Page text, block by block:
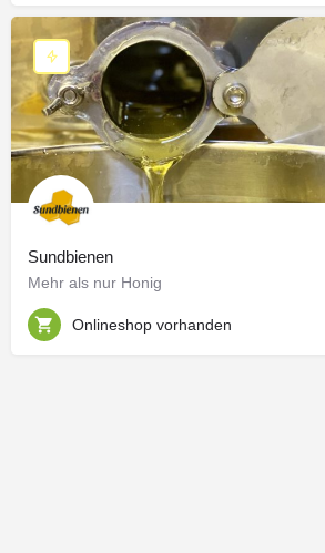
Sundbienen
Mehr als nur Honig
Onlineshop vorhanden